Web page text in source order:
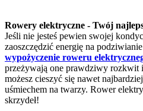
Rowery elektryczne - Twój
Jeśli nie jesteś pewien swojej
zaoszczędzić energię na
wypożyczenie roweru
przeżywają one prawdziwy
możesz cieszyć się nawet
uśmiechem na twarzy. Rower
skrzydeł!